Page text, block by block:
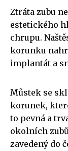
Ztráta zubu
estetického
chrupu.
korunku
implantát a
Můstek se
korunek,
to pevná a
okolních
zavedený do